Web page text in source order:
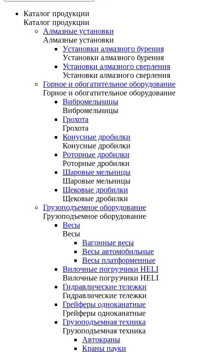
Каталог продукции
Каталог продукции
Алмазные установки
Алмазные установки
Уcтановки алмазного бурения
Уcтановки алмазного бурения
Установки алмазного сверления
Установки алмазного сверления
Горное и обогатительное оборудование
Горное и обогатительное оборудование
Вибромельницы
Вибромельницы
Грохота
Грохота
Конусные дробилки
Конусные дробилки
Роторные дробилки
Роторные дробилки
Шаровые мельницы
Шаровые мельницы
Щековые дробилки
Щековые дробилки
Грузоподъемное оборудование
Грузоподъемное оборудование
Весы
Весы
Вагонные весы
Весы автомобильные
Весы платформенные
Вилочные погрузчики HELI
Вилочные погрузчики HELI
Гидравлические тележки
Гидравлические тележки
Грейферы одноканатные
Грейферы одноканатные
Грузоподъемная техника
Грузоподъемная техника
Автокраны
Краны пауки